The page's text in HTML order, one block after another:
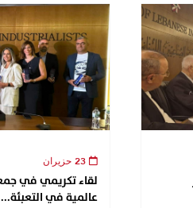
عالمية في التعبئة...